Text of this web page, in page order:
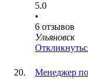
5.0
•
6 отзывов
Ульяновск
Менеджер